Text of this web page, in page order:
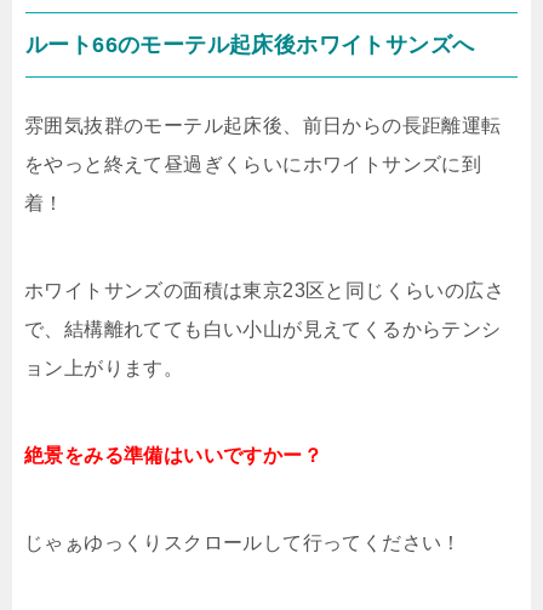
ルート66のモーテル起床後ホワイトサンズへ
雰囲気抜群のモーテル起床後、前日からの長距離運転
をやっと終えて昼過ぎくらいにホワイトサンズに到
着！
ホワイトサンズの面積は東京23区と同じくらいの広さ
で、結構離れてても白い小山が見えてくるからテンシ
ョン上がります。
絶景をみる準備はいいですかー？
じゃぁゆっくりスクロールして行ってください！